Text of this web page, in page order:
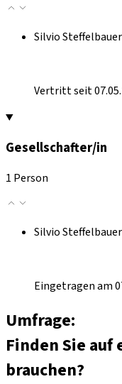
Silvio Steffelbauer
Vertritt seit
Gesellschafter/in
1 Person
Silvio Steffelbauer
Eingetragen am
Umfrage:
Finden Sie auf
brauchen?